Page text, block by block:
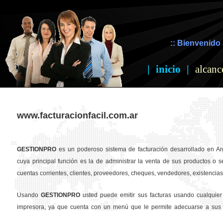
:: Bienvenido
| inicio |
www.facturacionfacil.com.ar
GESTION PRO es un poderoso sistema de facturación desarrollado en
cuya principal función es la de administrar la venta de sus productos o
cuentas corrientes, clientes, proveedores, cheques, vendedores,
Usando GESTION PRO usted puede emitir sus facturas usando
impresora, ya que cuenta con un menú que le permite adecuarse a sus